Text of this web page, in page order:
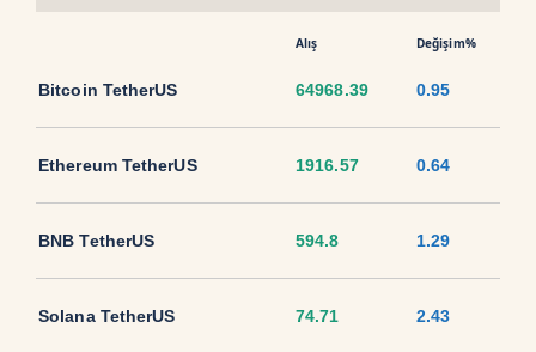
Alış Değişim%
Bitcoin TetherUS 64968.39 0.95
Ethereum TetherUS 1916.57 0.64
BNB TetherUS 594.8 1.29
Solana TetherUS 74.71 2.43